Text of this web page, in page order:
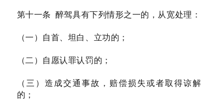
第十一条 醉驾具有下列情形之一的，从宽处理：
（一）自首、坦白、立功的；
（二）自愿认罪认罚的；
（三）造成交通事故，赔偿损失或者取得谅解
的；